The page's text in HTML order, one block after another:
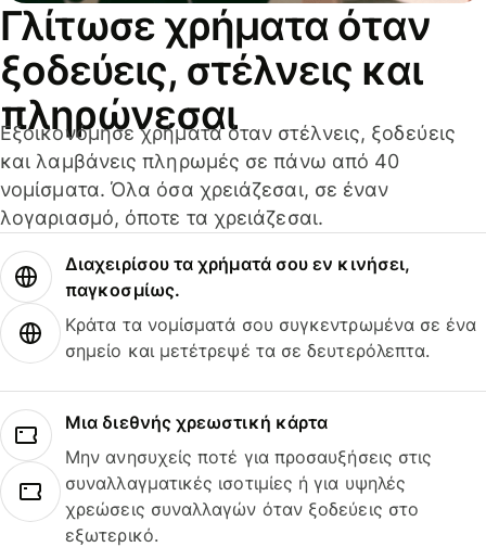
Γλίτωσε χρήματα όταν
ξοδεύεις, στέλνεις και
πληρώνεσαι
Εξοικονόμησε χρήματα όταν στέλνεις, ξοδεύεις
και λαμβάνεις πληρωμές σε πάνω από 40
νομίσματα. Όλα όσα χρειάζεσαι, σε έναν
λογαριασμό, όποτε τα χρειάζεσαι.
Διαχειρίσου τα χρήματά σου εν κινήσει,
παγκοσμίως.
Κράτα τα νομίσματά σου συγκεντρωμένα σε ένα
σημείο και μετέτρεψέ τα σε δευτερόλεπτα.
Μια διεθνής χρεωστική κάρτα
Μην ανησυχείς ποτέ για προσαυξήσεις στις
συναλλαγματικές ισοτιμίες ή για υψηλές
χρεώσεις συναλλαγών όταν ξοδεύεις στο
εξωτερικό.